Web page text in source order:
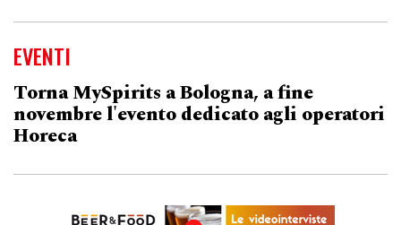
EVENTI
Torna MySpirits a Bologna, a fine
novembre l'evento dedicato agli operatori
Horeca